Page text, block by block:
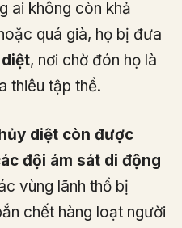
ai không còn khả
quá già, họ bị đưa
, nơi chờ đón họ là
thiêu tập thể.
diệt còn được
đội ám sát di động
vùng lãnh thổ bị
chết hàng loạt người